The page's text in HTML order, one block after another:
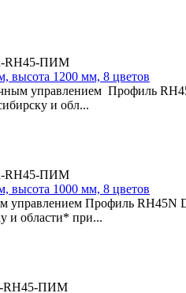
RH45-ПИМ
высота 1200 мм, 8 цветов
управлением Профиль
и обл...
RH45-ПИМ
высота 1000 мм, 8 цветов
управлением Профиль
и области* при...
RH45-ПИМ